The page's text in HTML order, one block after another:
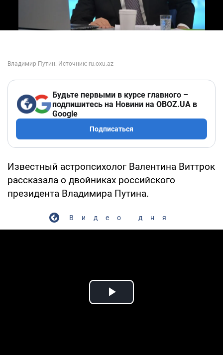
Будьте первыми в курсе главного –
подпишитесь на Новини на OBOZ.UA в
Google
Подписаться
Известный астропсихолог Валентина Виттрок
рассказала о двойниках российского
президента Владимира Путина.
Видео дня
Play Video